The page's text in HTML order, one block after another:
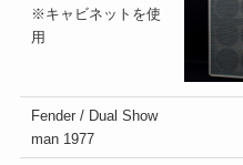
※キャビネットを使
用
Fender / Dual Show
man 1977